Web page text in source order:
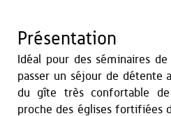
Présentation
Idéal pour des séminaires
passer un séjour de détente
du gîte très confortable
proche des églises fortifiées